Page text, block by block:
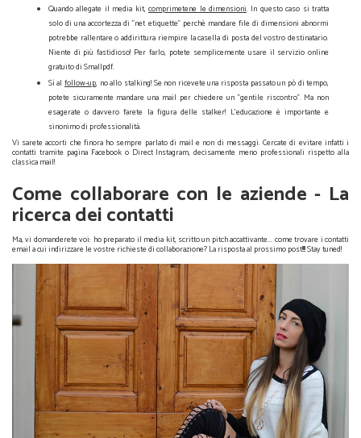
Quando allegate il media kit,comprimetene le dimensioni. In questo caso si tratta
solo di una accortezza di "net etiquette" perchè mandare file di dimensioni abnormi
potrebbe rallentare o addirittura riempire la casella di posta del vostro destinatario.
Niente di più fastidioso! Per farlo, potete semplicemente usare il servizio online
gratuito di Smallpdf.
Sì alfollow-up, no allo stalking! Se non ricevete una risposta passato un pò di tempo,
potete sicuramente mandare una mail per chiedere un "gentile riscontro". Ma non
esagerate o davvero farete la figura delle stalker! L'educazione è importante e
sinonimo di professionalità.
Vi sarete accorti che finora ho sempre parlato di mail e non di messaggi. Cercate di evitare infatti i
contatti tramite pagina Facebook o Direct Instagram, decisamente meno professionali rispetto alla
classica mail!
Come collaborare con le aziende - La
ricerca dei contatti
Ma, vi domanderete voi: ho preparato il media kit, scritto un pitch accattivante... come trovare i contatti
email a cui indirizzare le vostre richieste di collaborazione? La risposta al prossimo post!!!! Stay tuned!